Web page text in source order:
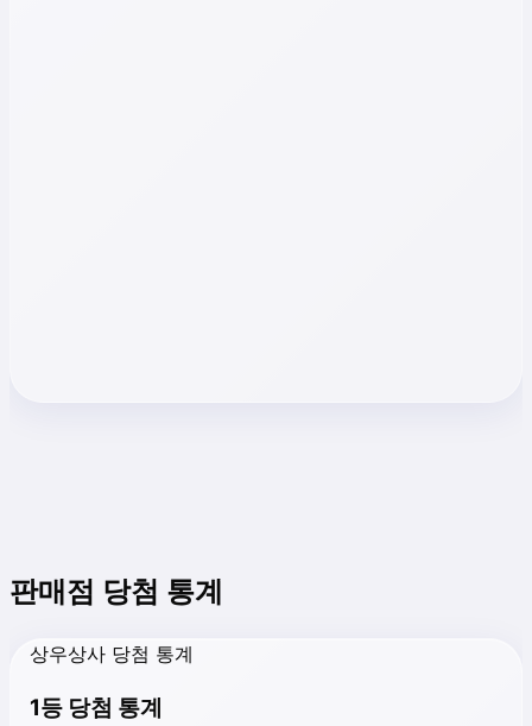
판매점 당첨 통계
상우상사 당첨 통계
1등 당첨 통계